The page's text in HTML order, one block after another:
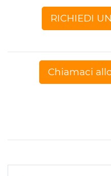
RICHIEDI
Chiamaci